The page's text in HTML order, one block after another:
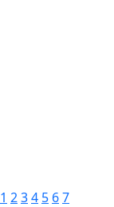
1 234 5 67